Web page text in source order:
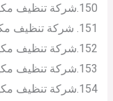
150.شركة تنظيف مكيفات بحي طويق بالرياض
151. شركة تنظيف مكيفات بحي ظهرة لبن بالرياض
152.شركة تنظيف مكيفات بحي المهدية بالرياض
153.شركة تنظيف مكيفات بحي الحزم بالرياض
154.شركة تنظيف مكيفات بحي السويدي بالرياض